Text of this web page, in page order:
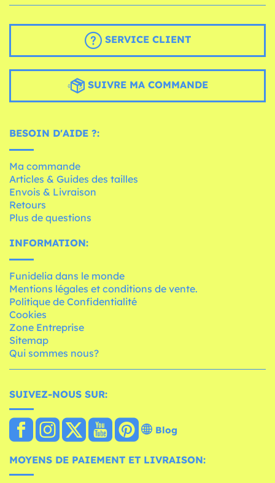
SERVICE CLIENT
SUIVRE MA COMMANDE
BESOIN D'AIDE ?:
Ma commande
Articles & Guides des tailles
Envois & Livraison
Retours
Plus de questions
INFORMATION:
Funidelia dans le monde
Mentions légales et conditions de vente.
Politique de Confidentialité
Cookies
Zone Entreprise
Sitemap
Qui sommes nous?
SUIVEZ-NOUS SUR:
Blog
MOYENS DE PAIEMENT ET LIVRAISON: